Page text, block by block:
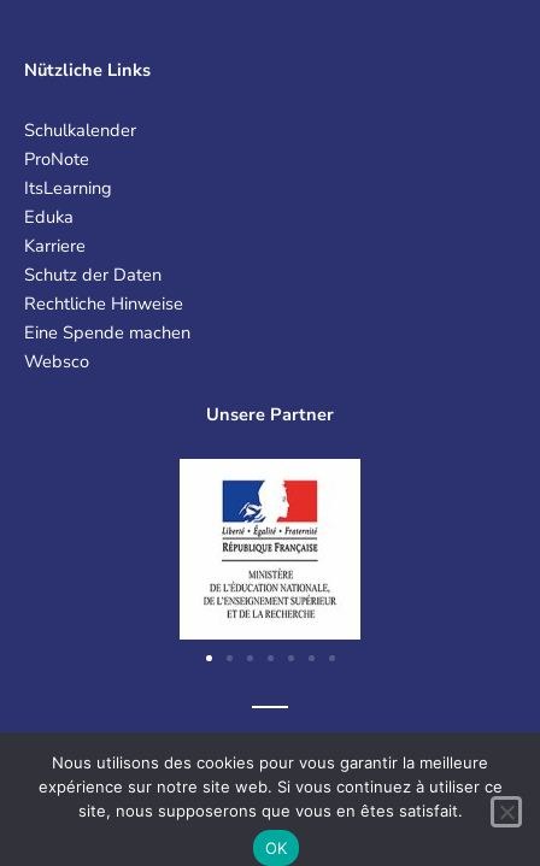
Nützliche Links
Schulkalender
ProNote
ItsLearning
Eduka
Karriere
Schutz der Daten
Rechtliche Hinweise
Eine Spende machen
Websco
Unsere Partner
Graf-Recke-Straße 220, 40237 Düsseldorf, Deutschland
L
V
i
Nous utilisons des cookies pour vous garantir la meilleure
expérience sur notre site web. Si vous continuez à utiliser ce
site, nous supposerons que vous en êtes satisfait.
OK